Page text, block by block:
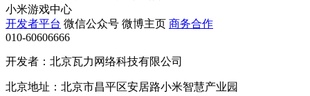
小米游戏中心
开发者平台 微信公众号 微博主页 商务合作
010-60606666
开发者：北京瓦力网络科技有限公司
北京地址：北京市昌平区安居路小米智慧产业园